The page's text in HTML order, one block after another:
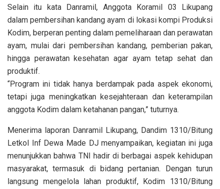
Selain itu kata Danramil, Anggota Koramil 03 Likupang
dalam pembersihan kandang ayam di lokasi kompi Produksi
Kodim, berperan penting dalam pemeliharaan dan perawatan
ayam, mulai dari pembersihan kandang, pemberian pakan,
hingga perawatan kesehatan agar ayam tetap sehat dan
produktif.
“Program ini tidak hanya berdampak pada aspek ekonomi,
tetapi juga meningkatkan kesejahteraan dan keterampilan
anggota Kodim dalam ketahanan pangan,” tuturnya.
Menerima laporan Danramil Likupang, Dandim 1310/Bitung
Letkol Inf Dewa Made DJ menyampaikan, kegiatan ini juga
menunjukkan bahwa TNI hadir di berbagai aspek kehidupan
masyarakat, termasuk di bidang pertanian. Dengan turun
langsung mengelola lahan produktif, Kodim 1310/Bitung